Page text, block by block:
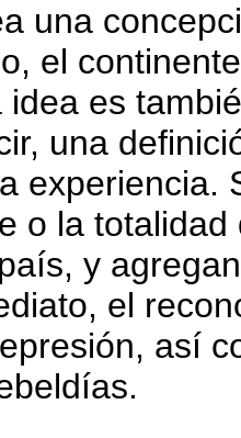
una
el
idea es
una
experiencia.
o la
y
el
así